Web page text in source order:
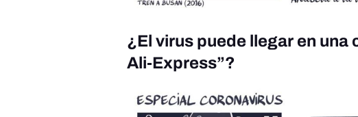
¿El virus puede llegar en
Ali-Express”?